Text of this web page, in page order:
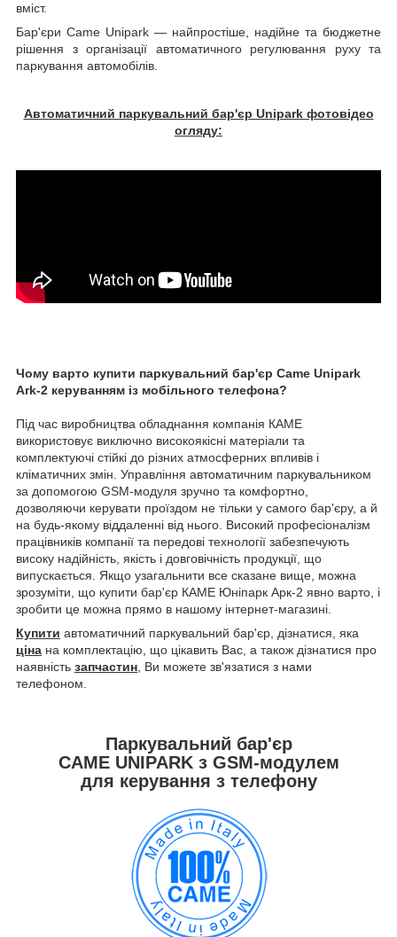
вміст.
Бар'єри Came Unipark — найпростіше, надійне та бюджетне
рішення з організації автоматичного регулювання руху та
паркування автомобілів.
Автоматичний паркувальний бар'єр Unipark фотовідео
огляду:
Чому варто купити паркувальний бар'єр Came Unipark
Ark-2 керуванням із мобільного телефона?
Під час виробництва обладнання компанія КАМЕ
використовує виключно високоякісні матеріали та
комплектуючі стійкі до різних атмосферних впливів і
кліматичних змін. Управління автоматичним паркувальником
за допомогою GSM-модуля зручно та комфортно,
дозволяючи керувати проїздом не тільки у самого бар'єру, а й
на будь-якому віддаленні від нього. Високий професіоналізм
працівників компанії та передові технології забезпечують
високу надійність, якість і довговічність продукції, що
випускається. Якщо узагальнити все сказане вище, можна
зрозуміти, що купити бар'єр КАМЕ Юніпарк Арк-2 явно варто, і
зробити це можна прямо в нашому інтернет-магазині.
Купити автоматичний паркувальний бар'єр, дізнатися, яка
ціна на комплектацію, що цікавить Вас, а також дізнатися про
наявність запчастин , Ви можете зв'язатися з нами
телефоном.
Паркувальний бар'єр
CAME UNIPARK з GSM-модулем
для керування з телефону